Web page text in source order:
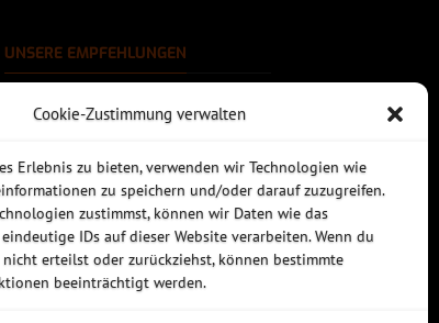
Cookie-Zustimmung verwalten
Erlebnis zu bieten, verwenden wir Technologien wie
zu speichern und/oder darauf zuzugreifen.
zustimmst, können wir Daten wie das
IDs auf dieser Website verarbeiten. Wenn du
erteilst oder zurückziehst, können bestimmte
beeinträchtigt werden.
UNSERE EMPFEHLUNGEN
Rechtssichere Email-Archivierung
MDaemon Mail- & Groupwareserver
Sophos UTM - Mehr als eine Firewall